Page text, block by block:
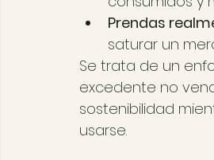
Prendas
saturar un
Se trata de un
excedente no
sostenibilidad
usarse.